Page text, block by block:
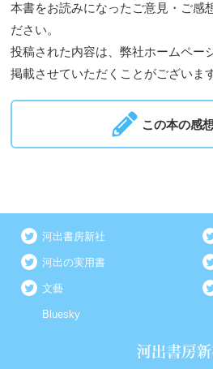
本書をお読みになったご意見・ご感
ださい。
投稿された内容は、弊社ホームペー
掲載させていただくことがございま
この本の感
河出書房新社
河出の実用書
文藝
Bluesky